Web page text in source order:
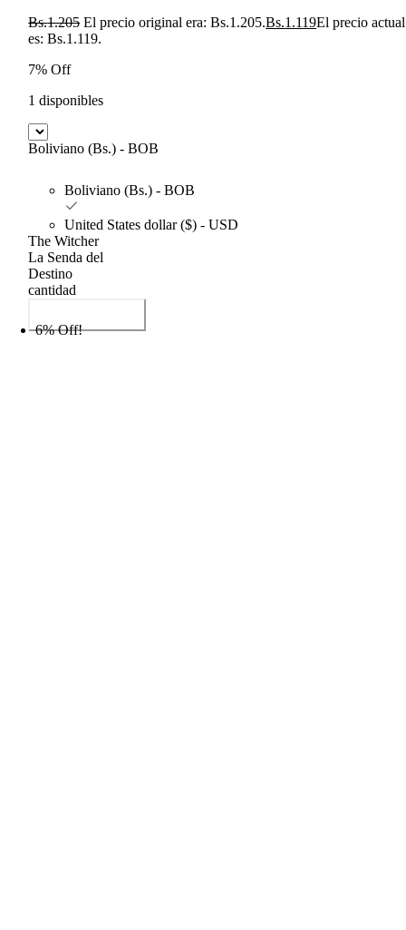
Bs.1.205 El precio original era: Bs.1.205.Bs.1.119El precio actual
es: Bs.1.119.
7% Off
1 disponibles
Boliviano (Bs.) - BOB
Boliviano (Bs.) - BOB
United States dollar ($) - USD
The Witcher
La Senda del
Destino
cantidad
6% Off!